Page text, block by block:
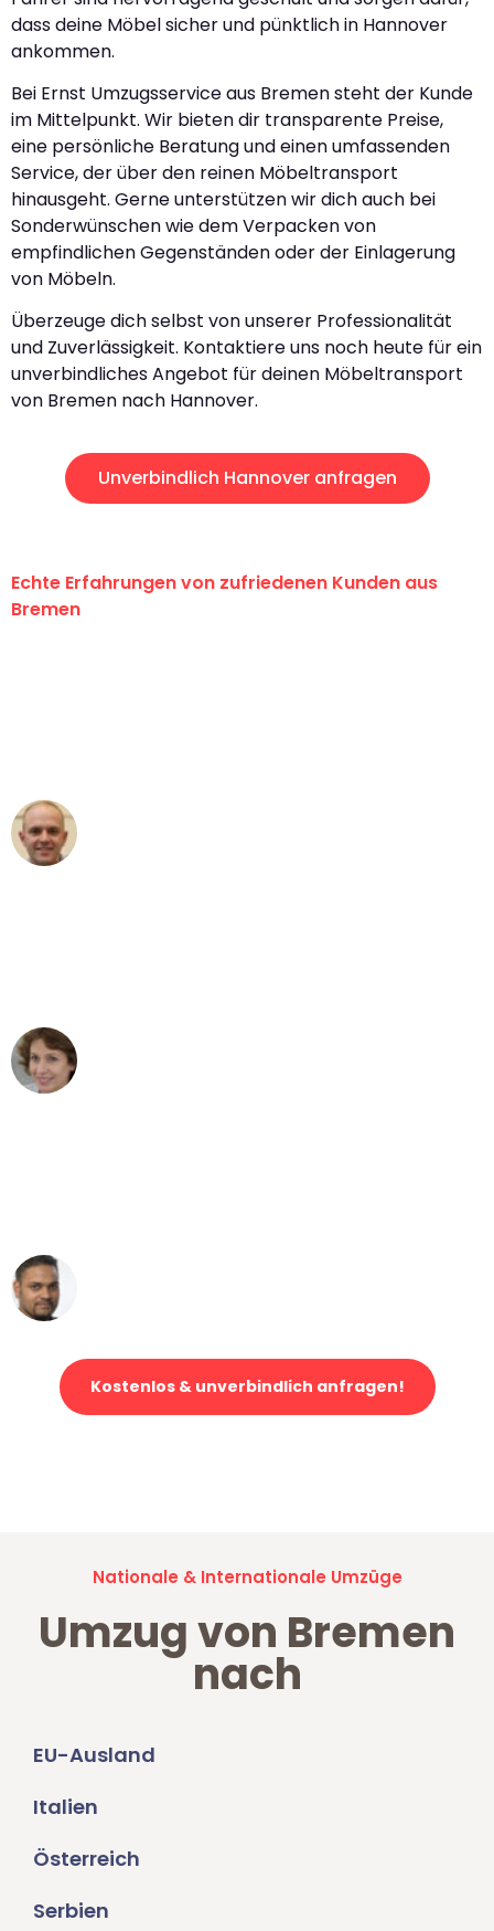
dass deine Möbel sicher und pünktlich in Hannover
ankommen.
Bei Ernst Umzugsservice aus Bremen steht der Kunde
im Mittelpunkt. Wir bieten dir transparente Preise,
eine persönliche Beratung und einen umfassenden
Service, der über den reinen Möbeltransport
hinausgeht. Gerne unterstützen wir dich auch bei
Sonderwünschen wie dem Verpacken von
empfindlichen Gegenständen oder der Einlagerung
von Möbeln.
Überzeuge dich selbst von unserer Professionalität
und Zuverlässigkeit. Kontaktiere uns noch heute für ein
unverbindliches Angebot für deinen Möbeltransport
von Bremen nach Hannover.
Unverbindlich Hannover anfragen
Echte Erfahrungen von zufriedenen Kunden aus
Bremen
Kostenlos & unverbindlich anfragen!
Nationale & Internationale Umzüge
Umzug von Bremen
nach
EU-Ausland
Italien
Österreich
Serbien